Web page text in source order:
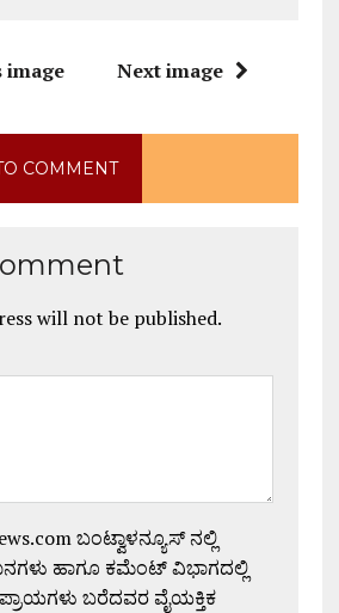
image Next image
COMMENT
will not be published.
ಬಂಟ್ವಾಳನ್ಯೂಸ್ ನಲ್ಲಿ
ಹಾಗೂ ಕಮೆಂಟ್ ವಿಭಾಗದಲ್ಲಿ
ಬರೆದವರ ವೈಯಕ್ತಿಕ